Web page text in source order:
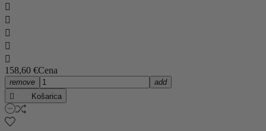





158,60 €Cena
remove
add

Košarica